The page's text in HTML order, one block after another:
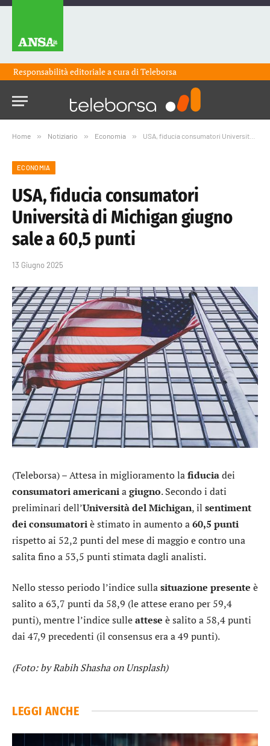
Responsabilità editoriale a cura diTeleborsa
Home » Notiziario » Economia » USA, fiducia consumatori Università di Michigan giugno sale a 60,5 punti
ECONOMIA
USA, fiducia consumatori
Università di Michigan giugno
sale a 60,5 punti
13 Giugno 2025
(Teleborsa) – Attesa in miglioramento lafiduciadei
consumatori americaniagiugno. Secondo i dati
preliminari dell’Università del Michigan, il sentiment
dei consumatoriè stimato in aumento a60,5 punti
rispetto ai 52,2 punti del mese di maggio e contro una
salita fino a 53,5 punti stimata dagli analisti.
Nello stesso periodo l’indice sullasituazione presente è
salito a 63,7 punti da 58,9 (le attese erano per 59,4
punti), mentre l’indice sulleattese è salito a 58,4 punti
dai 47,9 precedenti (il consensus era a 49 punti).
(Foto: by Rabih Shasha on Unsplash)
LEGGI ANCHE